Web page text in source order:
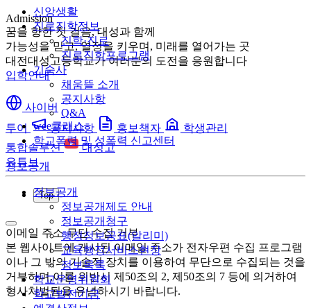
신앙생활
진로진학정보
진학·진로
진로진학프로그램
기숙사
채움뜰 소개
공지사항
Q&A
wee클래스
학교폭력 및 성폭력 신고센터
정보공개
정보공개
정보공개제도 안내
정보공개청구
행정정보공표(알리미)
교육행정서비스현장
정보목록
학교운영위원회
학교발전기금
Admission
꿈을 향한 첫 걸음, 대성과 함께
가능성을 믿고, 열정을 키우며, 미래를 열어가는 곳
대전대성고등학교가 여러분의 도전을 응원합니다
입학안내
사이버
투어
공지사항 홍보책자
학생관리
통합솔루션
대성고
유튜브
Top
이메일 주소 무단 수집 거부
본 웹사이트에 게시된 이메일 주소가 전자우편 수집 프로그램
이나 그 밖의 기술적 장치를 이용하여 무단으로 수집되는 것을
거부하며,이를 위반시 제50조의 2, 제50조의 7 등에 의거하여
형사처벌됨을 유념하시기 바랍니다.